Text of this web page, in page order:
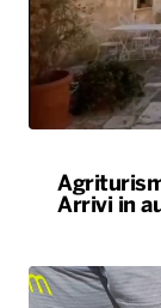
Arrivi in